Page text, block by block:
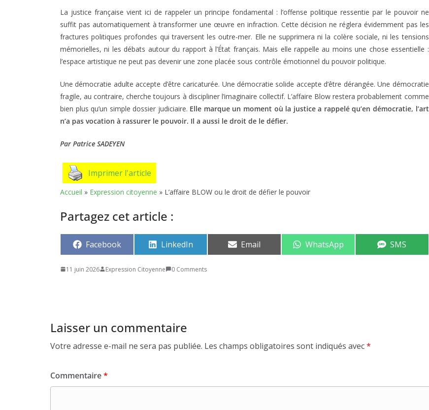
La justice française vient ici de rappeler un principe fondamental : l’offense politique ressentie par le pouvoir ne
suffit pas automatiquement à transformer une œuvre en infraction. Cette décision ne réglera évidemment pas les
fractures politiques profondes qui traversent les outre-mer. Elle ne supprimera ni la colère sociale, ni les tensions
mémorielles, ni les débats autour du rapport à l’État français. Mais elle rappelle au moins une chose essentielle :
l’espace artistique ne peut pas devenir une zone placée sous contrôle émotionnel du pouvoir politique.
Une démocratie adulte accepte d’être caricaturée. Une démocratie solide accepte d’être dérangée. Une démocratie
fragile, au contraire, cherche toujours à discipliner l’imaginaire collectif. L’affaire Blow restera probablement comme
bien plus qu’un simple dossier judiciaire. Elle marque un moment où la justice a rappelé qu’en démocratie, l’art
n’a pas vocation à rassurer le pouvoir. Il a aussi le droit de le défier.
Par Patrice SADEYEN
Imprimer l'article
Accueil » Expression citoyenne » L’affaire BLOW ou le droit de défier le pouvoir
Partagez cet article :
Share
Facebook Share
LinkedIn Share
Email Share
WhatsApp Share
SMS
11 juin 2026 Expression Citoyenne 0 Comments
Laisser un commentaire
Votre adresse e-mail ne sera pas publiée. Les champs obligatoires sont indiqués avec*
Commentaire*